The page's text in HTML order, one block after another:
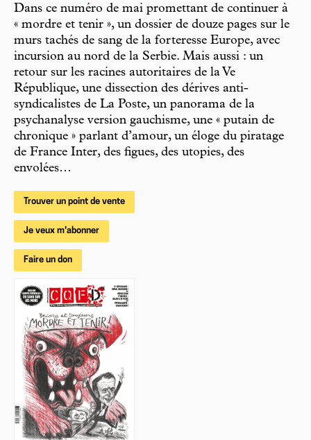
Dans ce numéro de mai promettant de continuer à
« mordre et tenir », un dossier de douze pages sur le
murs tachés de sang de la forteresse Europe, avec
incursion au nord de la Serbie. Mais aussi : un
retour sur les racines autoritaires de la Ve
République, une dissection des dérives anti-
syndicalistes de La Poste, un panorama de la
psychanalyse version gauchisme, une « putain de
chronique » parlant d’amour, un éloge du piratage
de France Inter, des figues, des utopies, des
envolées…
Trouver un point de vente
Je veux m'abonner
Faire un don